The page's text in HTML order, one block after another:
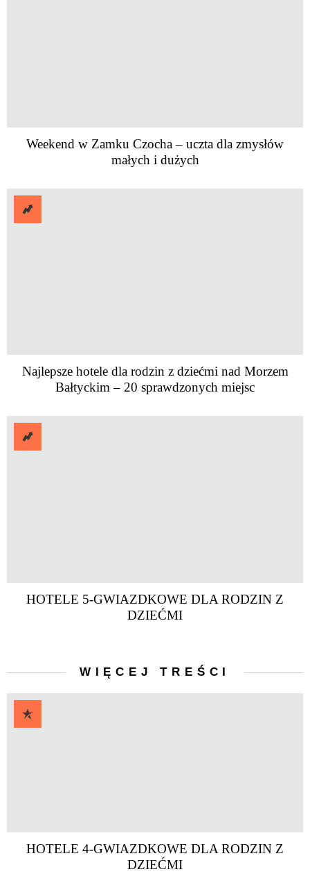
Weekend w Zamku Czocha – uczta dla zmysłów
małych i dużych
Najlepsze hotele dla rodzin z dziećmi nad Morzem
Bałtyckim – 20 sprawdzonych miejsc
HOTELE 5-GWIAZDKOWE DLA RODZIN Z
DZIEĆMI
WIĘCEJ TREŚCI
HOTELE 4-GWIAZDKOWE DLA RODZIN Z
DZIEĆMI